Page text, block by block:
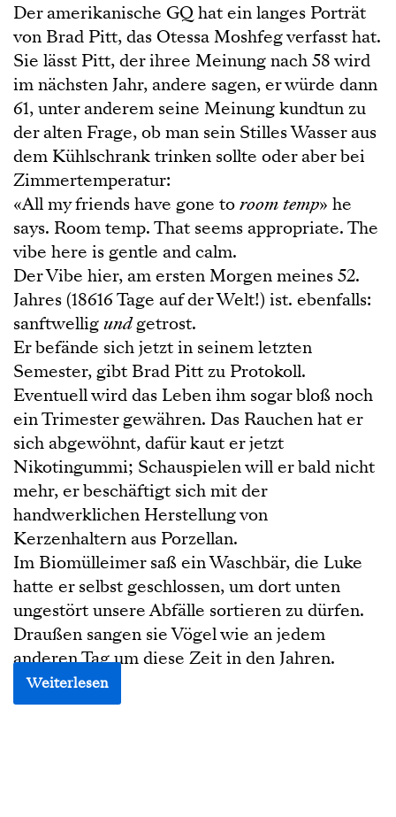
Der amerikanische GQ hat ein langes Porträt
von Brad Pitt, das Otessa Moshfeg verfasst hat.
Sie lässt Pitt, der ihree Meinung nach 58 wird
im nächsten Jahr, andere sagen, er würde dann
61, unter anderem seine Meinung kundtun zu
der alten Frage, ob man sein Stilles Wasser aus
dem Kühlschrank trinken sollte oder aber bei
Zimmertemperatur:
«All my friends have gone toroom temp» he
says. Room temp. That seems appropriate. The
vibe here is gentle and calm.
Der Vibe hier, am ersten Morgen meines 52.
Jahres (18616 Tage auf der Welt!) ist. ebenfalls:
sanftwelligundgetrost.
Er befände sich jetzt in seinem letzten
Semester, gibt Brad Pitt zu Protokoll.
Eventuell wird das Leben ihm sogar bloß noch
ein Trimester gewähren. Das Rauchen hat er
sich abgewöhnt, dafür kaut er jetzt
Nikotingummi; Schauspielen will er bald nicht
mehr, er beschäftigt sich mit der
handwerklichen Herstellung von
Kerzenhaltern aus Porzellan.
Im Biomülleimer saß ein Waschbär, die Luke
hatte er selbst geschlossen, um dort unten
ungestört unsere Abfälle sortieren zu dürfen.
Draußen sangen sie Vögel wie an jedem
anderen Tag um diese Zeit in den Jahren.
Weiterlesen